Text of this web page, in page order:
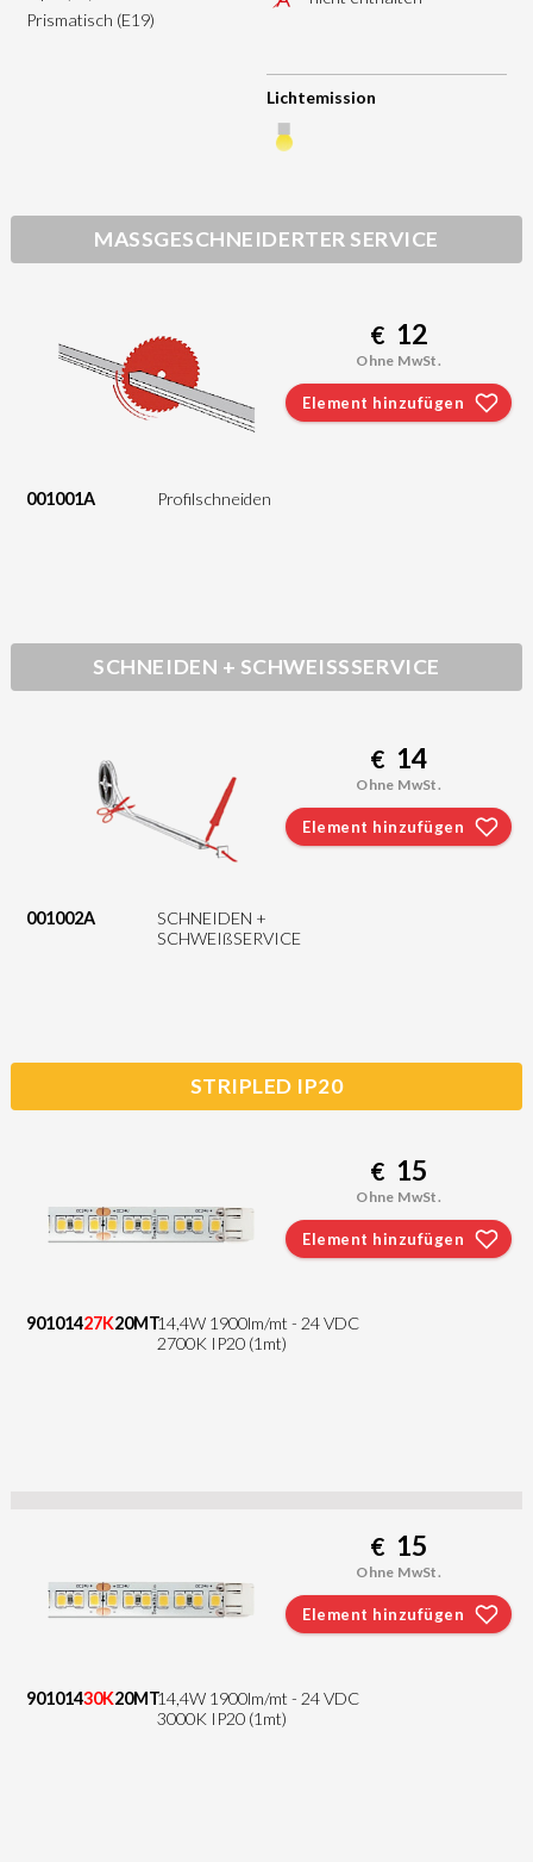
Prismatisch (E19)
Lichtemission
MASSGESCHNEIDERTER SERVICE
001001A Profilschneiden
€ 12
Ohne MwSt.
Element hinzufügen
SCHNEIDEN + SCHWEISSSERVICE
001002A
SCHNEIDEN +
SCHWEIßSERVICE
€ 14
Ohne MwSt.
Element hinzufügen
STRIPLED IP20
90101427K20MT14,4W 1900lm/mt - 24 VDC
2700K IP20 (1mt)
€ 15
Ohne MwSt.
Element hinzufügen
90101430K20MT14,4W 1900lm/mt - 24 VDC
3000K IP20 (1mt)
€ 15
Ohne MwSt.
Element hinzufügen